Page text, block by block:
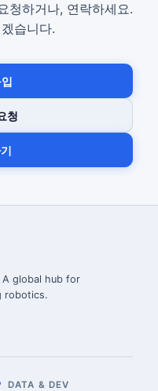
청하거나, 연락하세요.
습니다.
청
global hub for
robotics.
DATA & DEV